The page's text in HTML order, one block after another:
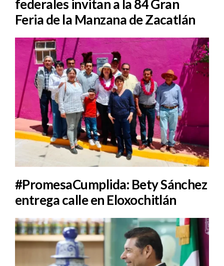
federales invitan a la 84 Gran
Feria de la Manzana de Zacatlán
#PromesaCumplida: Bety Sánchez
entrega calle en Eloxochitlán